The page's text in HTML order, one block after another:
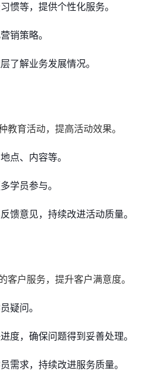
惯等，提供个性化服务。
销策略。
了解业务发展情况。
育活动，提高活动效果。
点、内容等。
学员参与。
馈意见，持续改进活动质量。
户服务，提升客户满意度。
疑问。
度，确保问题得到妥善处理。
需求，持续改进服务质量。